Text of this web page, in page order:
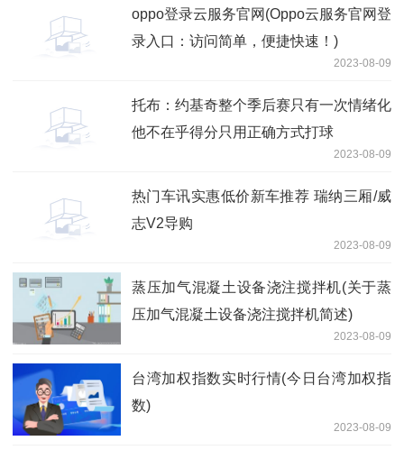
oppo登录云服务官网(Oppo云服务官网登
录入口：访问简单，便捷快速！)
2023-08-09
托布：约基奇整个季后赛只有一次情绪化
他不在乎得分只用正确方式打球
2023-08-09
热门车讯实惠低价新车推荐 瑞纳三厢/威
志V2导购
2023-08-09
蒸压加气混凝土设备浇注搅拌机(关于蒸
压加气混凝土设备浇注搅拌机简述)
2023-08-09
台湾加权指数实时行情(今日台湾加权指
数)
2023-08-09